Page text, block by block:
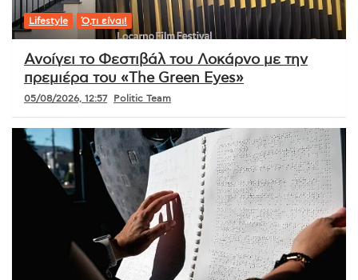
Lifestyle Ό,τι είναι!
Ανοίγει το Φεστιβάλ του Λοκάρνο με την
πρεμιέρα του «The Green Eyes»
05/08/2026, 12:57 Politic Team